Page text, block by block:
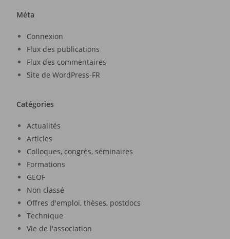
Méta
Connexion
Flux des publications
Flux des commentaires
Site de WordPress-FR
Catégories
Actualités
Articles
Colloques, congrès, séminaires
Formations
GEOF
Non classé
Offres d'emploi, thèses, postdocs
Technique
Vie de l'association